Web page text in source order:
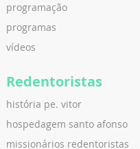
programação
programas
vídeos
Redentoristas
história pe. vitor
hospedagem santo afonso
missionários redentoristas